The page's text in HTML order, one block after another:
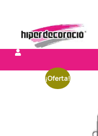
¡Oferta!